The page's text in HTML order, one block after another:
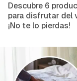
Descubre 6
para disfrutar del
¡No te lo pierdas!